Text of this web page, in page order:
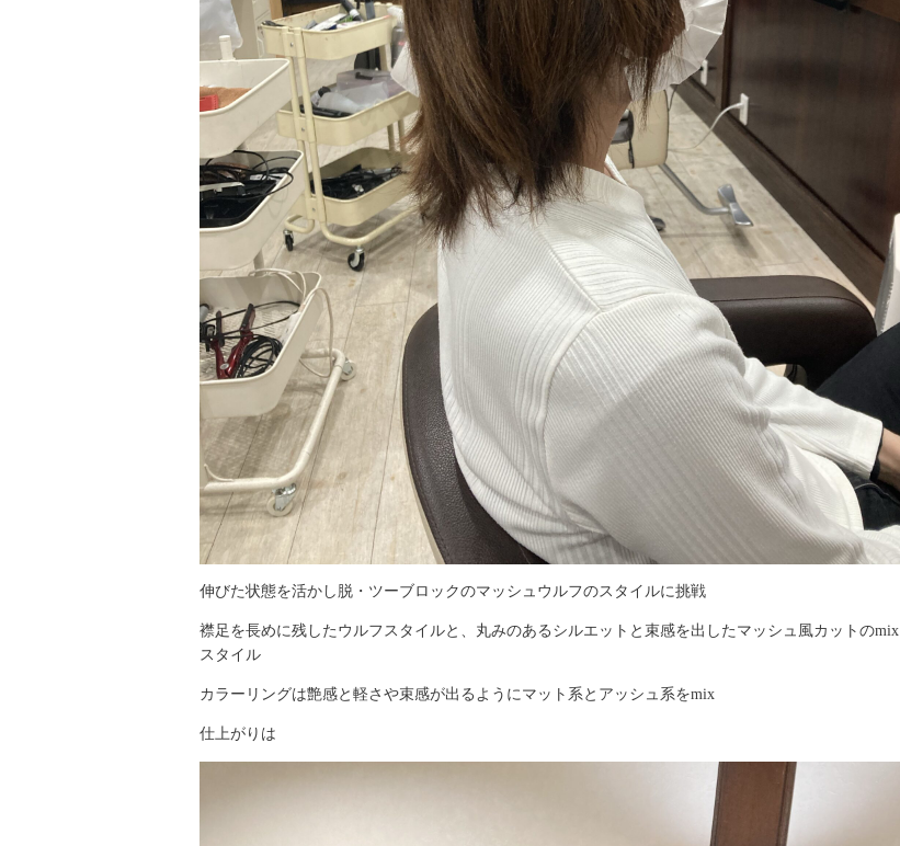
伸びた状態を活かし脱・ツーブロックのマッシュウルフのスタイルに挑戦
襟足を長めに残したウルフスタイルと、丸みのあるシルエットと束感を出したマッシュ風カットのmix
スタイル
カラーリングは艶感と軽さや束感が出るようにマット系とアッシュ系をmix
仕上がりは